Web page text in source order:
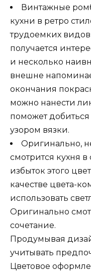
Винтажные
кухни в ретро
трудоемких
получается
и несколько
внешне
окончания
можно нанести
поможет
узором вязки.
Оригинально,
смотрится кухня
избыток этого
качестве цвета-
использовать
Оригинально
сочетание.
Продумывая
учитывать
Цветовое